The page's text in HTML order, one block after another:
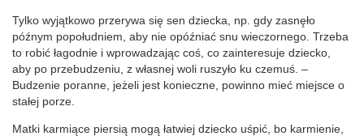
Tylko wyjątkowo przerywa się sen dziecka, np. gdy zasnęło
późnym popołudniem, aby nie opóźniać snu wieczornego. Trzeba
to robić łagodnie i wprowadzając coś, co zainteresuje dziecko,
aby po przebudzeniu, z własnej woli ruszyło ku czemuś. –
Budzenie poranne, jeżeli jest konieczne, powinno mieć miejsce o
stałej porze.
Matki karmiące piersią mogą łatwiej dziecko uśpić, bo karmienie,